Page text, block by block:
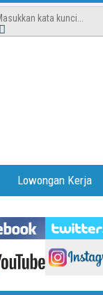
Lowongan Kerja